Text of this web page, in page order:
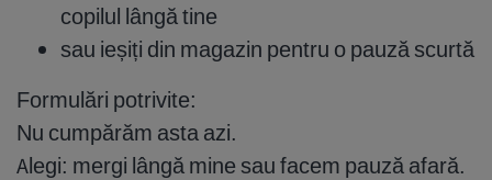
copilul lângă tine
sau ieșiți din magazin pentru o pauză scurtă
Formulări potrivite:
Nu cumpărăm asta azi.
Alegi: mergi lângă mine sau facem pauză afară.